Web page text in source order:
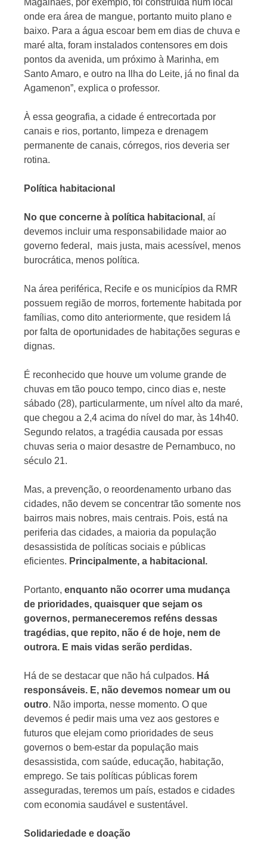
onde era área de mangue, portanto muito plano e
baixo. Para a água escoar bem em dias de chuva e
maré alta, foram instalados contensores em dois
pontos da avenida, um próximo à Marinha, em
Santo Amaro, e outro na Ilha do Leite, já no final da
Agamenon”, explica o professor.
À essa geografia, a cidade é entrecortada por
canais e rios, portanto, limpeza e drenagem
permanente de canais, córregos, rios deveria ser
rotina.
Política habitacional
No que concerne à política habitacional , aí
devemos incluir uma responsabilidade maior ao
governo federal, mais justa, mais acessível, menos
burocrática, menos política.
Na área periférica, Recife e os municípios da RMR
possuem região de morros, fortemente habitada por
famílias, como dito anteriormente, que residem lá
por falta de oportunidades de habitações seguras e
dignas.
É reconhecido que houve um volume grande de
chuvas em tão pouco tempo, cinco dias e, neste
sábado (28), particularmente, um nível alto da maré,
que chegou a 2,4 acima do nível do mar, às 14h40.
Segundo relatos, a tragédia causada por essas
chuvas seria o maior desastre de Pernambuco, no
século 21.
Mas, a prevenção, o reoordenamento urbano das
cidades, não devem se concentrar tão somente nos
bairros mais nobres, mais centrais. Pois, está na
periferia das cidades, a maioria da população
desassistida de políticas sociais e públicas
eficientes. Principalmente, a habitacional.
Portanto, enquanto não ocorrer uma mudança
de prioridades, quaisquer que sejam os
governos, permaneceremos reféns dessas
tragédias, que repito, não é de hoje, nem de
outrora. E mais vidas serão perdidas.
Há de se destacar que não há culpados. Há
responsáveis. E, não devemos nomear um ou
outro. Não importa, nesse momento. O que
devemos é pedir mais uma vez aos gestores e
futuros que elejam como prioridades de seus
governos o bem-estar da população mais
desassistida, com saúde, educação, habitação,
emprego. Se tais políticas públicas forem
asseguradas, teremos um país, estados e cidades
com economia saudável e sustentável.
Solidariedade e doação